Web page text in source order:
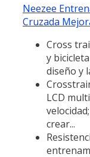
Neezee
Cruzada
Cross
y
diseño y
LCD
crear...